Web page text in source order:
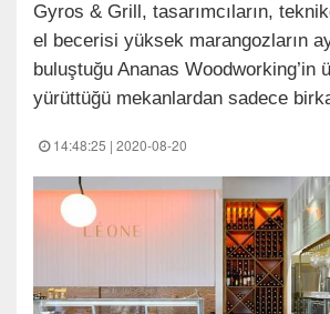
Gyros & Grill, tasarımcıların,
el becerisi yüksek marangozların
buluştuğu Ananas Woodworking’in
yürüttüğü mekanlardan sadece
14:48:25 | 2020-08-20